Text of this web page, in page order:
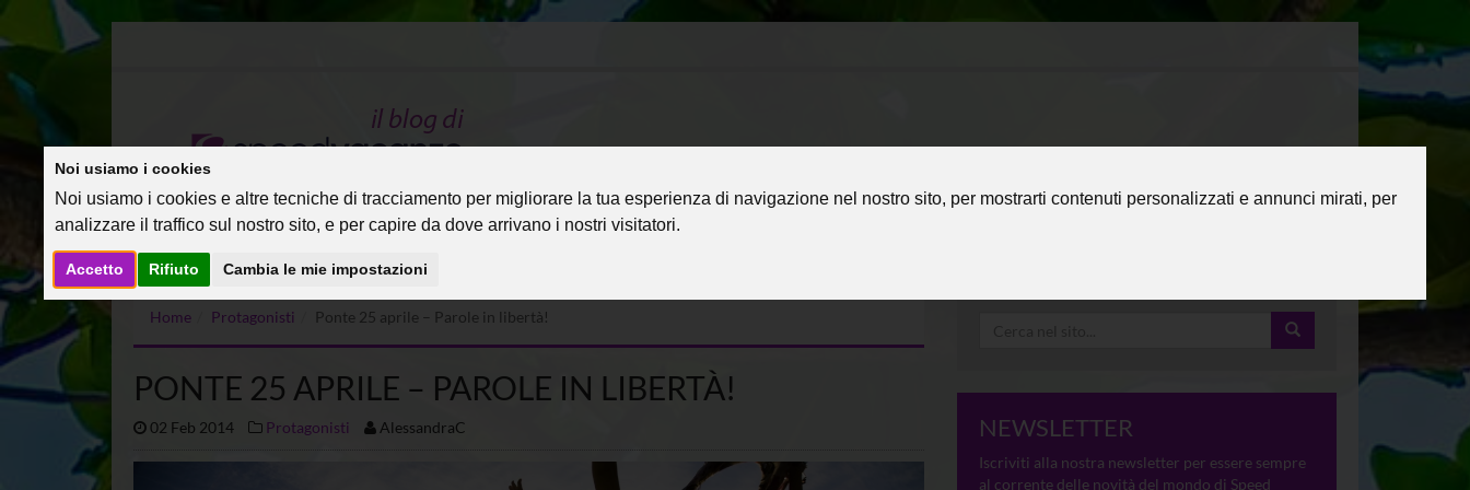
Noi usiamo i cookies
Noi usiamo i cookies e altre tecniche di tracciamento per migliorare la tua esperienza di navigazione nel nostro sito, per mostrarti contenuti personalizzati e annunci mirati, per
analizzare il traffico sul nostro sito, e per capire da dove arrivano i nostri visitatori.
Accetto Rifiuto Cambia le mie impostazioni
Home Protagonisti Ponte 25 aprile – Parole in libertà!
PONTE 25 APRILE – PAROLE IN LIBERTÀ!
02 Feb 2014 Protagonisti AlessandraC NEWSLETTER
Iscriviti alla nostra newsletter per essere sempre
al corrente delle novità del mondo di Speed